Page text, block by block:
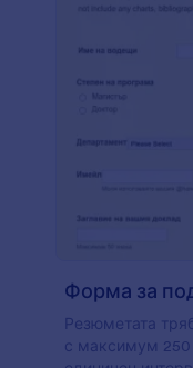
Форма за
Резюметата
с максимум 250